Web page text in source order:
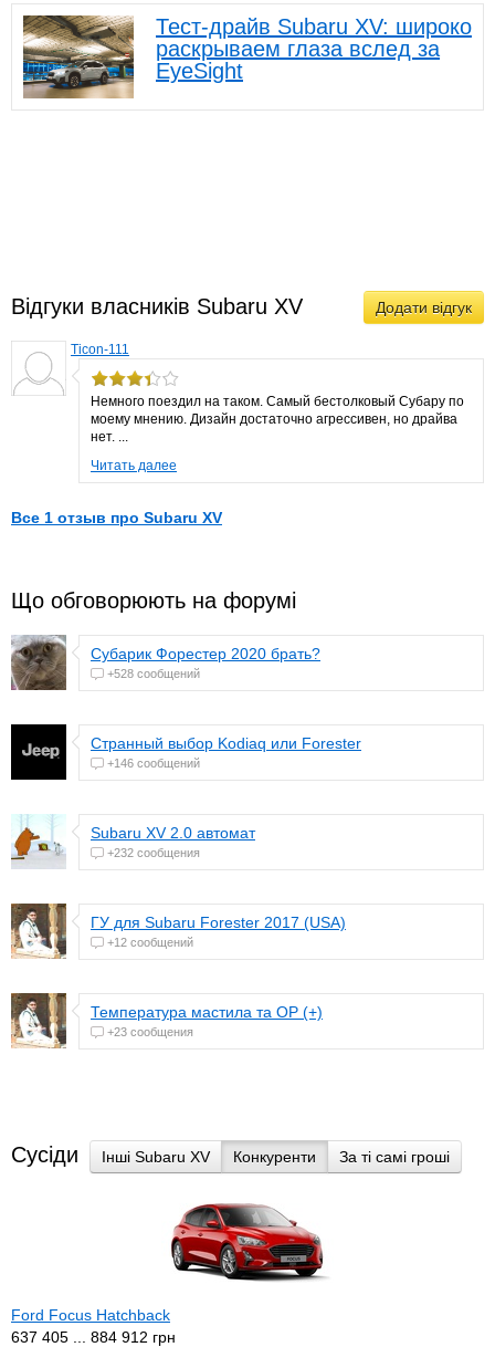
Тест-драйв Subaru XV: широко
раскрываем глаза вслед за
EyeSight
Додати відгук
Відгуки власників Subaru XV
Ticon-111
Немного поездил на таком. Самый бестолковый Субару по
моему мнению. Дизайн достаточно агрессивен, но драйва
нет. ...
Читать далее
Все 1 отзыв про Subaru XV
Що обговорюють на форумі
Субарик Форестер 2020 брать?
+528 сообщений
Странный выбор Kodiaq или Forester
+146 сообщений
Subaru XV 2.0 автомат
+232 сообщения
ГУ для Subaru Forester 2017 (USA)
+12 сообщений
Температура мастила та ОР (+)
+23 сообщения
Сусіди Інші Subaru XV Конкуренти За ті самі гроші
Ford Focus Hatchback
637 405 ... 884 912 грн